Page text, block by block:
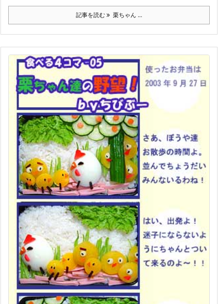
記事を読む 栗ちゃん ...